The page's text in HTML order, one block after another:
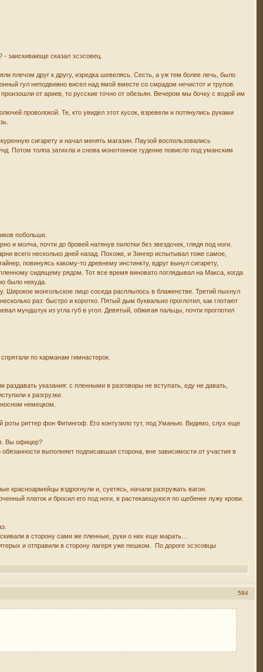
заискивающе сказал эсэсовец.
плечом друг к другу, изредка шевелясь. Сесть, а уж тем более лечь, было
гул неподвижно висел над ямой вместе со смрадом нечистот и трупов.
от ариев, то русские точно от обезьян. Вечером мы бочку с водой им
проволокой. Те, кто увидел этот кусок, взревели и потянулись руками
сигарету и начал менять магазин. Паузой воспользовались
Потом толпа затихла и снова монотонное гудение повисло под уманским
побольше.
и молча, почти до бровей натянув пилотки без звездочек, глядя под ноги.
всего несколько дней назад. Похоже, и Зингер испытывал тоже самое,
повинуясь какому-то древнему инстинкту, вдруг вынул сигарету,
сидящему рядом. Тот все время виновато поглядывал на Макса, когда
было некуда.
Широкое монгольское лицо соседа расплылось в блаженстве. Третий пыхнул
раз: быстро и коротко. Пятый дым буквально проглотил, как глотают
мундштук из угла губ в угол. Девятый, обжигая пальцы, почти проглотил
по карманам гимнастерок.
указания: с пленными в разговоры не вступать, еду не давать,
к разгрузке.
немецком.
риттер фон Фитингоф. Его контузило тут, под Уманью. Видимо, слух еще
Вы офицер?
выполняет подписавшая сторона, вне зависимости от участия в
красноармейцы вздрогнули и, суетясь, начали разгружать вагон.
платок и бросил его под ноги, в растекающуюся по щебенке лужу крови.
в сторону сами же пленные, руки о них еще марать…
и отправили в сторону лагеря уже пешком. По дороге эсэсовцы
584